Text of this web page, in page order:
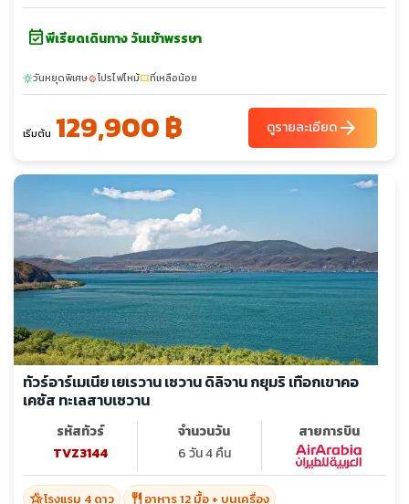
event_availableพีเรียดเดินทาง วันเข้าพรรษา
sunnyวันหยุดพิเศษlocal_fire_departmentโปรไฟไหม้confirmation_numberที่เหลือน้อย
เริ่มต้น 129,900 ฿ ดูรายละเอียดarrow_forward
ทัวร์อาร์เมเนีย เยเรวาน เซวาน ดิลิจาน กยุมริ เทือกเขาคอ
เคซัส ทะเลสาบเซวาน
รหัสทัวร์
TVZ3144
จำนวนวัน
6 วัน 4 คืน
สายการบิน
hotel_classโรงแรม 4 ดาว restaurant อาหาร 12 มื้อ + บนเครื่อง